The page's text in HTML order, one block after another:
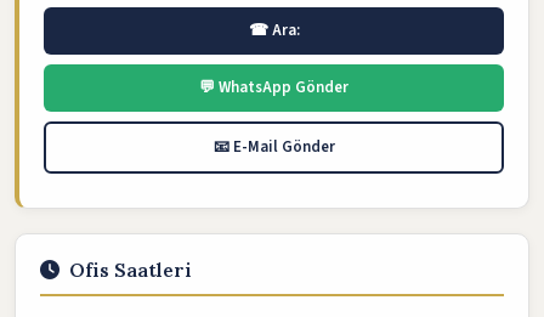
☎ Ara:
💬 WhatsApp Gönder
📧 E-Mail Gönder
Ofis Saatleri